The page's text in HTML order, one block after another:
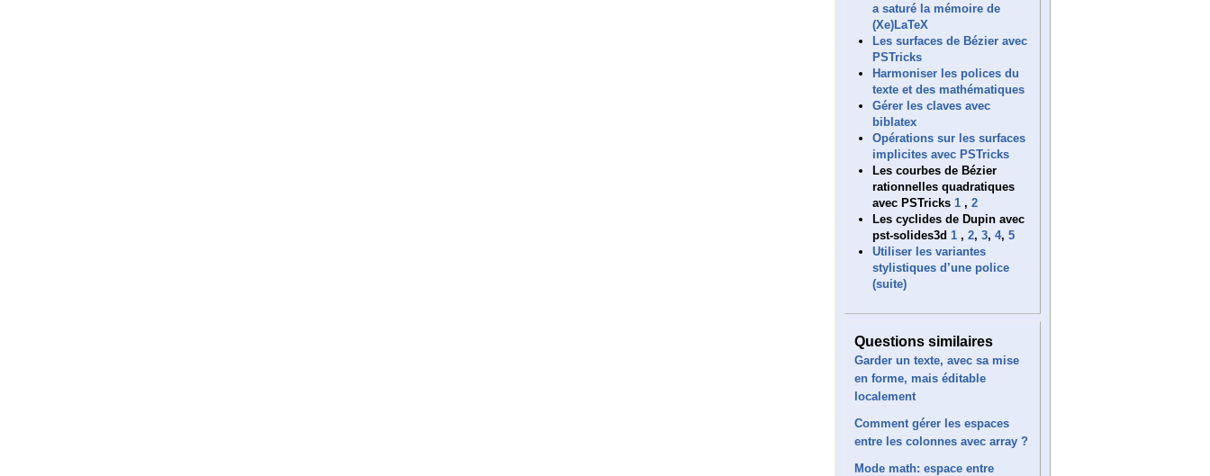
a saturé la mémoire de
(Xe)LaTeX
Les surfaces de Bézier avec
PSTricks
Harmoniser les polices du
texte et des mathématiques
Gérer les claves avec
biblatex
Opérations sur les surfaces
implicites avec PSTricks
Les courbes de Bézier
rationnelles quadratiques
avec PSTricks 1 , 2
Les cyclides de Dupin avec
pst-solides3d 1 , 2, 3, 4, 5
Utiliser les variantes
stylistiques d’une police
(suite)
Questions similaires
Garder un texte, avec sa mise
en forme, mais éditable
localement
Comment gérer les espaces
entre les colonnes avec array ?
Mode math: espace entre